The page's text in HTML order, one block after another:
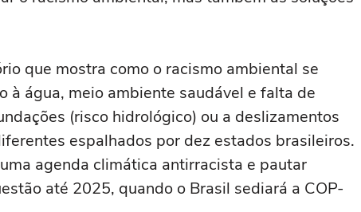
que mostra como o racismo ambiental se
à água, meio ambiente saudável e falta de
(risco hidrológico) ou a deslizamentos
espalhados por dez estados brasileiros.
agenda climática antirracista e pautar
até 2025, quando o Brasil sediará a COP-